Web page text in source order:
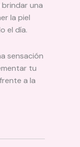
una
la piel
el día.
sensación
tu
a la